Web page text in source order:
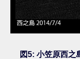
図5: 小笠原西